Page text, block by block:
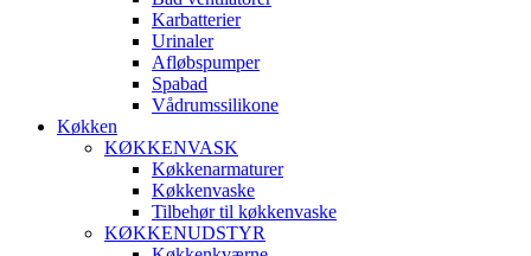
Karbatterier
Urinaler
Afløbspumper
Spabad
Vådrumssilikone
Køkken
KØKKENVASK
Køkkenarmaturer
Køkkenvaske
Tilbehør til køkkenvaske
KØKKENUDSTYR